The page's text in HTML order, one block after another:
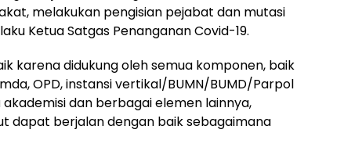
melakukan pengisian pejabat dan mutasi
Ketua Satgas Penanganan Covid-19.
karena didukung oleh semua komponen, baik
OPD, instansi vertikal/BUMN/BUMD/Parpol
dan berbagai elemen lainnya,
dapat berjalan dengan baik sebagaimana